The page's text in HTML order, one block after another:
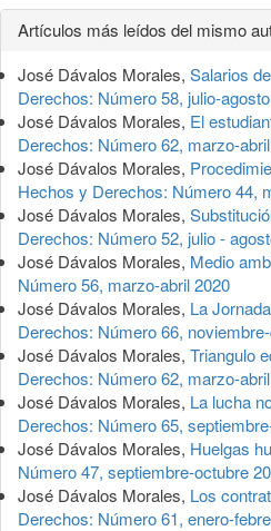
Detalles
del
artículo
Artículos más leídos del mismo
José Dávalos Morales, Salarios
Derechos: Número 58, julio-
José Dávalos Morales, El
Derechos: Número 62, marzo-
José Dávalos Morales,
Hechos y Derechos: Número 44,
José Dávalos Morales,
Derechos: Número 52, julio -
José Dávalos Morales, Medio
Número 56, marzo-abril 2020
José Dávalos Morales, La
Derechos: Número 66,
José Dávalos Morales, Triangulo
Derechos: Número 62, marzo-
José Dávalos Morales, La lucha
Derechos: Número 65,
José Dávalos Morales, Huelgas
Número 47, septiembre-octubre
José Dávalos Morales, Los
Derechos: Número 61, enero-